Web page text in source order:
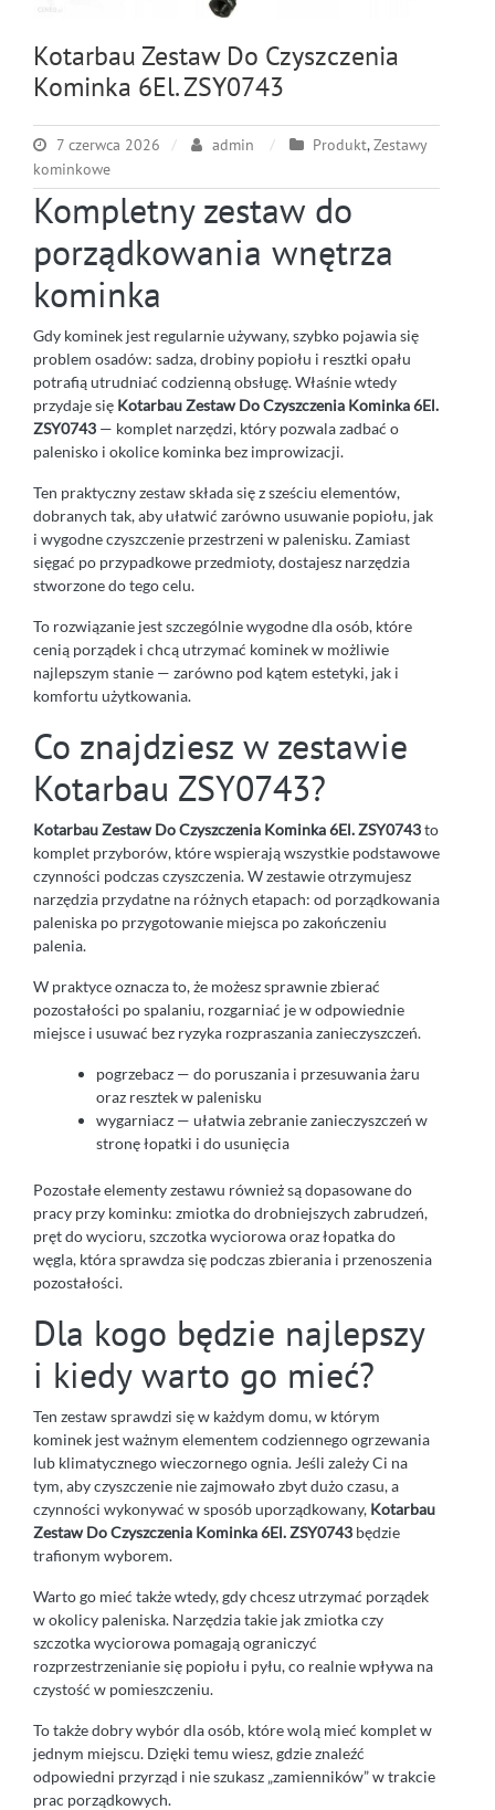
Kotarbau Zestaw Do Czyszczenia
Kominka 6El. ZSY0743
7 czerwca 2026 admin Produkt,Zestawy
kominkowe
Kompletny zestaw do
porządkowania wnętrza
kominka
Gdy kominek jest regularnie używany, szybko pojawia się
problem osadów: sadza, drobiny popiołu i resztki opału
potrafią utrudniać codzienną obsługę. Właśnie wtedy
przydaje się Kotarbau Zestaw Do Czyszczenia Kominka 6El.
ZSY0743 — komplet narzędzi, który pozwala zadbać o
palenisko i okolice kominka bez improwizacji.
Ten praktyczny zestaw składa się z sześciu elementów,
dobranych tak, aby ułatwić zarówno usuwanie popiołu, jak
i wygodne czyszczenie przestrzeni w palenisku. Zamiast
sięgać po przypadkowe przedmioty, dostajesz narzędzia
stworzone do tego celu.
To rozwiązanie jest szczególnie wygodne dla osób, które
cenią porządek i chcą utrzymać kominek w możliwie
najlepszym stanie — zarówno pod kątem estetyki, jak i
komfortu użytkowania.
Co znajdziesz w zestawie
Kotarbau ZSY0743?
Kotarbau Zestaw Do Czyszczenia Kominka 6El. ZSY0743to
komplet przyborów, które wspierają wszystkie podstawowe
czynności podczas czyszczenia. W zestawie otrzymujesz
narzędzia przydatne na różnych etapach: od porządkowania
paleniska po przygotowanie miejsca po zakończeniu
palenia.
W praktyce oznacza to, że możesz sprawnie zbierać
pozostałości po spalaniu, rozgarniać je w odpowiednie
miejsce i usuwać bez ryzyka rozpraszania zanieczyszczeń.
pogrzebacz — do poruszania i przesuwania żaru
oraz resztek w palenisku
wygarniacz — ułatwia zebranie zanieczyszczeń w
stronę łopatki i do usunięcia
Pozostałe elementy zestawu również są dopasowane do
pracy przy kominku: zmiotka do drobniejszych zabrudzeń,
pręt do wycioru, szczotka wyciorowa oraz łopatka do
węgla, która sprawdza się podczas zbierania i przenoszenia
pozostałości.
Dla kogo będzie najlepszy
i kiedy warto go mieć?
Ten zestaw sprawdzi się w każdym domu, w którym
kominek jest ważnym elementem codziennego ogrzewania
lub klimatycznego wieczornego ognia. Jeśli zależy Ci na
tym, aby czyszczenie nie zajmowało zbyt dużo czasu, a
czynności wykonywać w sposób uporządkowany, Kotarbau
Zestaw Do Czyszczenia Kominka 6El. ZSY0743 będzie
trafionym wyborem.
Warto go mieć także wtedy, gdy chcesz utrzymać porządek
w okolicy paleniska. Narzędzia takie jak zmiotka czy
szczotka wyciorowa pomagają ograniczyć
rozprzestrzenianie się popiołu i pyłu, co realnie wpływa na
czystość w pomieszczeniu.
To także dobry wybór dla osób, które wolą mieć komplet w
jednym miejscu. Dzięki temu wiesz, gdzie znaleźć
odpowiedni przyrząd i nie szukasz „zamienników” w trakcie
prac porządkowych.